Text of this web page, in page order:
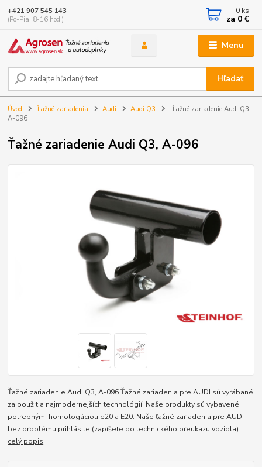
Menu
Hľadať
+421 907 545 143
(Po-Pia, 8-16 hod.)
0 ks
za 0 €
Úvod Ťažné zariadenia Audi Audi Q3
Ťažné zariadenie Audi Q3,
A-096
Ťažné zariadenie Audi Q3, A-096
Ťažné zariadenie Audi Q3, A-096 Ťažné zariadenia pre AUDI sú vyrábané
za použitia najmodernejších technológií. Naše produkty sú vybavené
potrebnými homologáciou e20 a E20. Naše ťažné zariadenia pre AUDI
bez problému prihlásite (zapíšete do technického preukazu vozidla).
celý popis